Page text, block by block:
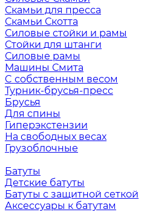
Скамьи для пресса
Скамьи Скотта
Силовые стойки и рамы
Стойки для штанги
Силовые рамы
Машины Смита
C собственным весом
Турник-брусья-пресс
Брусья
Для спины
Гиперэкстензии
На свободных весах
Грузоблочные
Батуты
Детские батуты
Батуты с защитной сеткой
Аксессуары к батутам